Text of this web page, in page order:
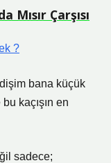
Mısır Çarşısı
?
bana küçük
kaçışın en
sadece;